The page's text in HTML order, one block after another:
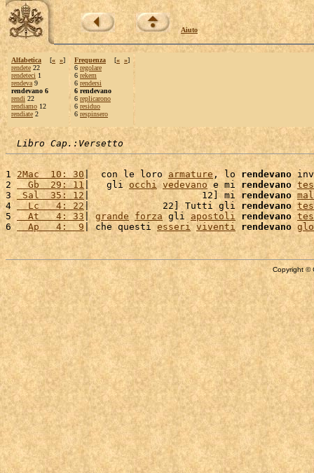
Aiuto
Alfabetica [« »]
rendete 22
rendeteci 1
rendeva 9
rendevano 6
rendi 22
rendiamo 12
rendiate 2
Frequenza [« »]
6 regolare
6 rekem
6 rendersi
6 rendevano
6 replicarono
6 residuo
6 respinsero
Libro Cap.:Versetto
1 2Mac  10: 30|  con le loro armature , lo rendevano
2
  Gb  29: 11
|   gli occhi vedevano e mi rendevano
3 Sal  35: 12 |                    12] mi rendevano
4
  Lc   4: 22
|             22] Tutti gli rendevano
5
  At   4: 33
| grande forza gli apostoli rendevano
6
  Ap   4:  9
| che questi esseri viventi rendevano
Copyright ©